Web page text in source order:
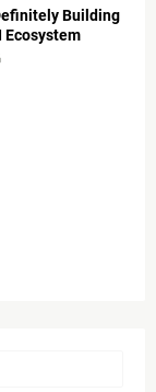
Building
Ecosystem